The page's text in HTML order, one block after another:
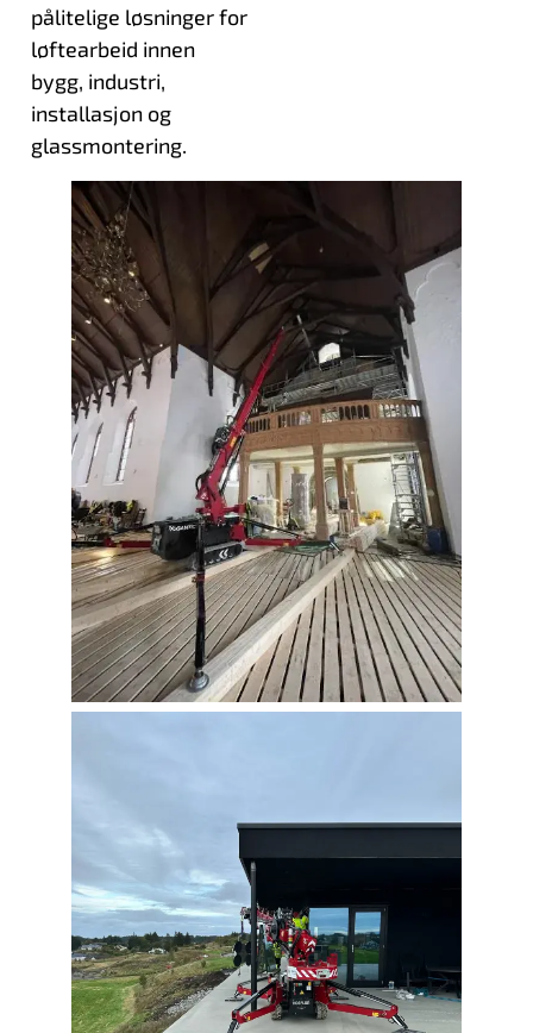
pålitelige løsninger for
løftearbeid innen
bygg, industri,
installasjon og
glassmontering.